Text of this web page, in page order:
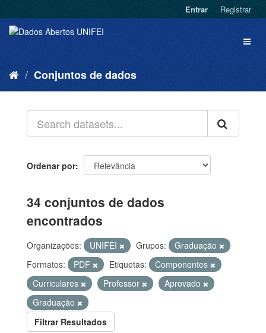
Entrar Registrar
Conjuntos de dados
Ordenar por
34 conjuntos de dados
encontrados
Organizações: UNIFEI Grupos:
Graduação
Formatos:
PDF Etiquetas:
Componentes
Curriculares
Professor
Aprovado
Graduação
Filtrar Resultados